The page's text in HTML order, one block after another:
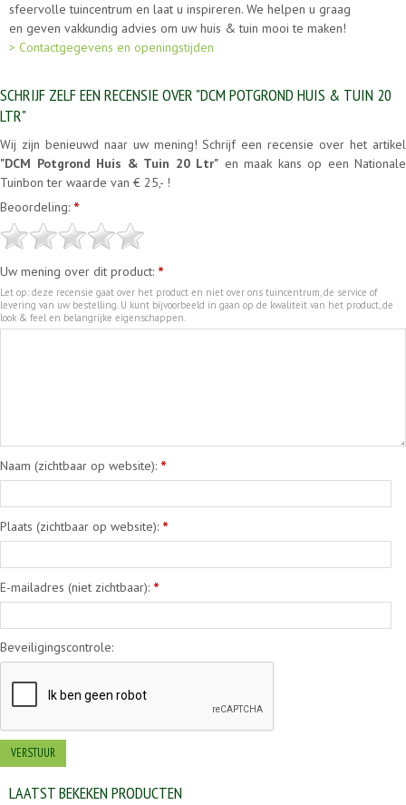
sfeervolle tuincentrum en laat u inspireren. We helpen u graag
en geven vakkundig advies om uw huis & tuin mooi te maken!
> Contactgegevens en openingstijden
SCHRIJF ZELF EEN RECENSIE OVER "DCM POTGROND HUIS & TUIN 20
LTR"
Wij zijn benieuwd naar uw mening! Schrijf een recensie over het artikel
"DCM Potgrond Huis & Tuin 20 Ltr" en maak kans op een Nationale
Tuinbon ter waarde van € 25,- !
Beoordeling: *
Uw mening over dit product: *
Let op: deze recensie gaat over het product en niet over ons tuincentrum, de service of
levering van uw bestelling. U kunt bijvoorbeeld in gaan op de kwaliteit van het product, de
look & feel en belangrijke eigenschappen.
Naam (zichtbaar op website): *
Plaats (zichtbaar op website): *
E-mailadres (niet zichtbaar): *
Beveiligingscontrole:
LAATST BEKEKEN PRODUCTEN